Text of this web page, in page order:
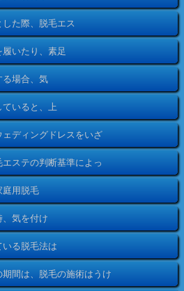
た際、脱毛エス
いたり、素足
る場合、気
いると、上
ディングドレスをいざ
ステの判断基準によっ
庭用脱毛
気を付け
る脱毛法は
間は、脱毛の施術はうけ